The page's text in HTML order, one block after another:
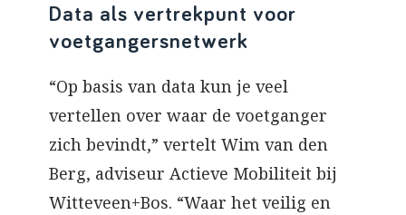
Data als vertrekpunt voor
voetgangersnetwerk
“Op basis van data kun je veel
vertellen over waar de voetganger
zich bevindt,” vertelt Wim van den
Berg, adviseur Actieve Mobiliteit bij
Witteveen+Bos. “Waar het veilig en